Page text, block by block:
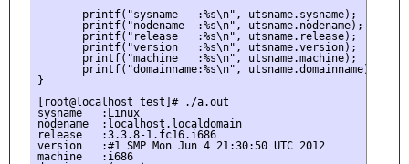
       printf("sysname   :%s\n", utsname.sysname);
       printf("nodename  :%s\n", utsname.nodename);
       printf("release   :%s\n", utsname.release);
       printf("version   :%s\n", utsname.version);
       printf("machine   :%s\n", utsname.machine);
       printf("domainname:%s\n", utsname.domainname);
}
[root@localhost test]# ./a.out
sysname   :Linux
nodename  :localhost.localdomain
release   :3.3.8-1.fc16.i686
version   :#1 SMP Mon Jun 4 21:30:50 UTC 2012
machine   :i686